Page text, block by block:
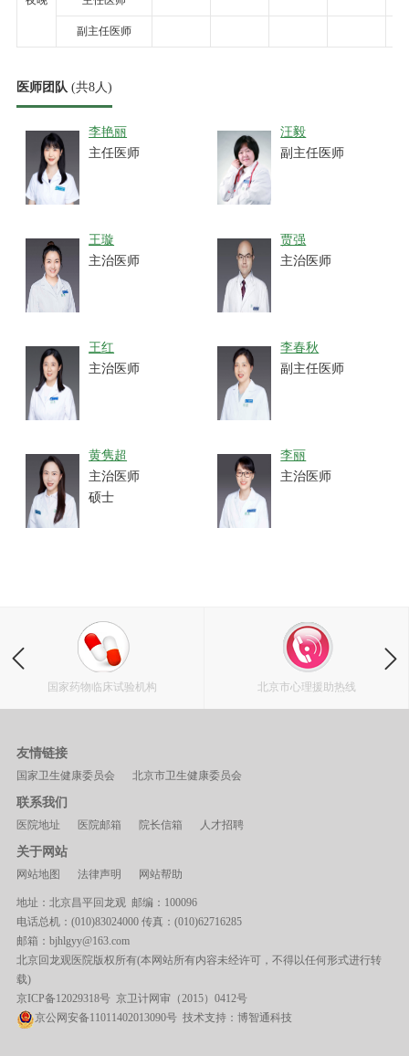
副主任医师
医师团队 (共8人)
李艳丽
主任医师
汪毅
副主任医师
王璇
主治医师
贾强
主治医师
王红
主治医师
李春秋
副主任医师
黄隽超
主治医师
硕士
李丽
主治医师
国家药物临床试验机构 北京市心理援助热线
友情链接
国家卫生健康委员会 北京市卫生健康委员会
联系我们
医院地址 医院邮箱 院长信箱 人才招聘
关于网站
网站地图 法律声明 网站帮助
地址：北京昌平回龙观 邮编：100096
电话总机：(010)83024000 传真：(010)62716285
邮箱：bjhlgyy@163.com
北京回龙观医院版权所有(本网站所有内容未经许可，不得以任何形式进行转
载)
京ICP备12029318号京卫计网审（2015）0412号
京公网安备11011402013090号 技术支持： 博智通科技